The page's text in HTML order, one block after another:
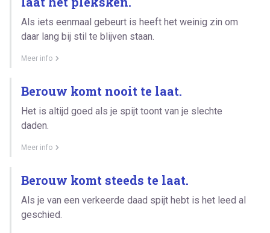
Als iets eenmaal gebeurt is heeft het weinig zin om
daar lang bij stil te blijven staan.
Meer info
Berouw komt nooit te laat.
Het is altijd goed als je spijt toont van je slechte
daden.
Meer info
Berouw komt steeds te laat.
Als je van een verkeerde daad spijt hebt is het leed al
geschied.